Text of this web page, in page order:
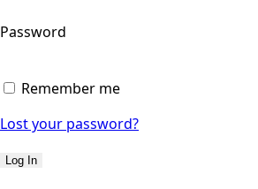
Password
Remember me
Lost your password?